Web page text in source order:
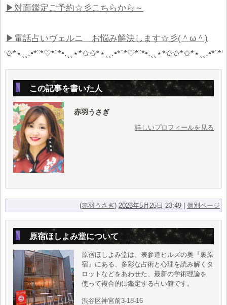
▶対面鑑定ご予約☆彡こちらから～
▶電話占いヴェルニ お悩み解決します☆彡(＾ω＾)
この記事を書いた人
赤羽うさぎ
詳しいプロフィールを見る
(赤羽うさぎ) 2026年5月25日 23:49 |個別ページ
原宿ほしよみ堂について
原宿ほしよみ堂は、表参道ヒルズの奥『裏原
宿』にある、多彩な占術と心理を読み解くタ
ロットなどをあわせた、最新の学術理論を
使って複合的に鑑定する占い館です。
渋谷区神宮前3-18-16